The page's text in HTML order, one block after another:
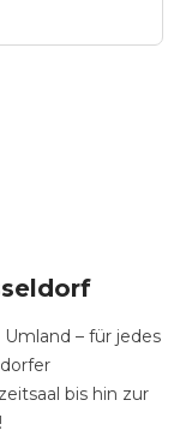
– für jedes
bis hin zur